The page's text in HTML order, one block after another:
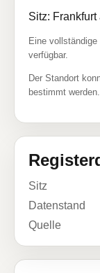
Sitz: Frankfurt
Eine
verfügbar.
Der Standort
bestimmt werden.
Sitz
Datenstand
Quelle